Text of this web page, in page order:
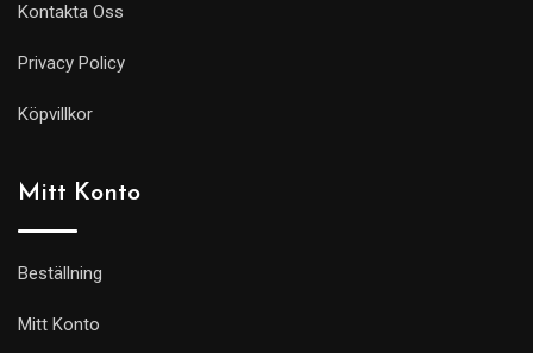
Kontakta Oss
Privacy Policy
Köpvillkor
Mitt Konto
Beställning
Mitt Konto